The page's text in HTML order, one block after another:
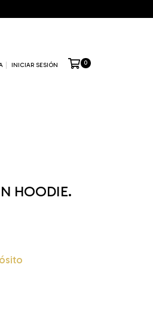
INICIAR SESIÓN 0
HOODIE.